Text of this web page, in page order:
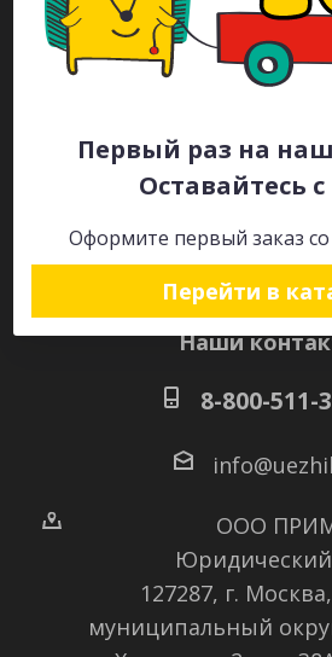
Первый раз на
Оставайтесь
Оформите первый заказ со
Перейти в
Каталог
Будьте всегда в
Наши
8-800-511-
ООО
Юридический
127287, г.
муниципальный